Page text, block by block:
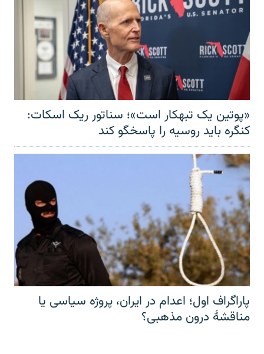
«پوتین یک تبهکار است»؛ سناتور ریک اسکات:
کنگره باید روسیه را پاسخگو کند
پاراگراف اول؛ اعدام در ایران، پروژه سیاسی یا
مناقشهٔ درون مذهبی؟